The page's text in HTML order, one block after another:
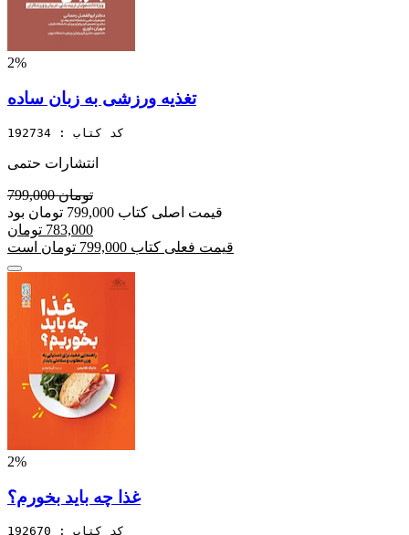
2%
تغذیه ورزشی به زبان ساده
کد کتاب : 192734
انتشارات حتمی
799,000 تومان
قیمت اصلی کتاب 799,000 تومان بود
783,000 تومان
قیمت فعلی کتاب 799,000 تومان است
2%
غذا چه باید بخورم؟
کد کتاب : 192670